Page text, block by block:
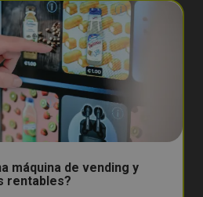
máquina de vending y
rentables?